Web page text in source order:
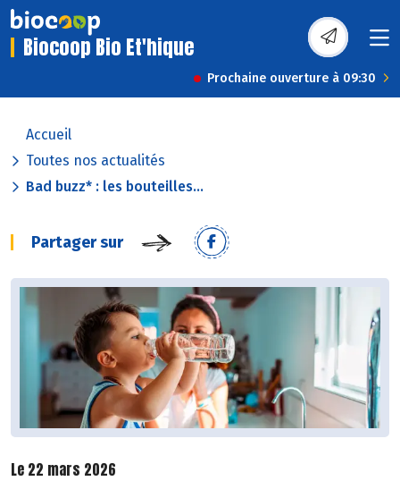
Biocoop Bio Et'hique
Prochaine ouverture à 09:30
Accueil
Toutes nos actualités
Bad buzz* : les bouteilles...
Partager sur
Le 22 mars 2026